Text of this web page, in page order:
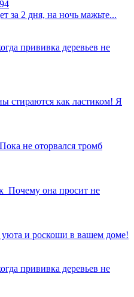
за 2 дня, на ночь мажьте...
прививка деревьев не
стираются как ластиком! Я
не оторвался тромб
она просит не
и роскоши в вашем доме!
прививка деревьев не